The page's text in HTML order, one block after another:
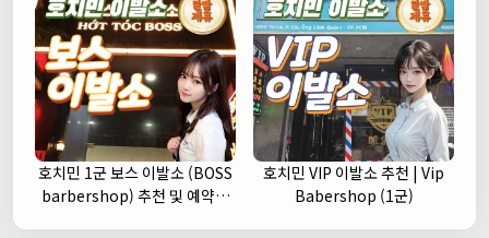
호치민 1군 보스 이발소 (BOSS
barbershop) 추천 및 예약안
호치민 VIP 이발소 추천 | Vip
Babershop (1군)